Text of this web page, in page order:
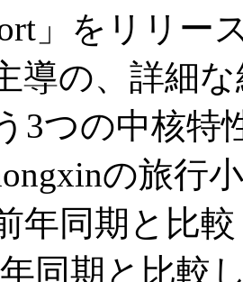
」をリリー
導の、詳細
3つの中核
の旅行
年同期と比
同期と比較